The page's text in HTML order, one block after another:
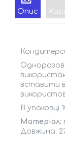
Опис
Одноразові
вставити
В упаковці
Матеріал:
Довжина: